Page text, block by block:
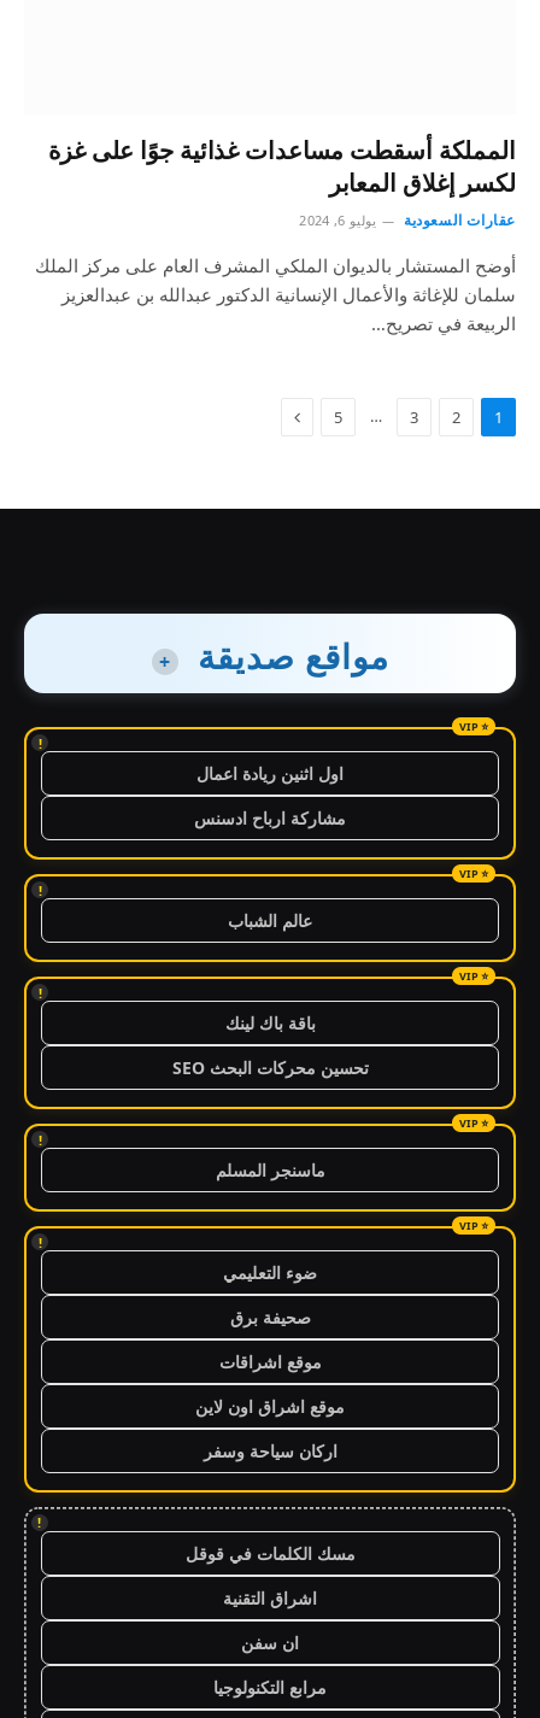
المملكة أسقطت مساعدات غذائية جوًا على غزة
لكسر إغلاق المعابر
عقارات السعودية يوليو 6, 2024
أوضح المستشار بالديوان الملكي المشرف العام على مركز الملك
سلمان للإغاثة والأعمال الإنسانية الدكتور عبدالله بن عبدالعزيز
الربيعة في تصريح…
1
2
3
…
5
مواقع صديقة +
!
اول اثنين ريادة اعمال
مشاركة ارباح ادسنس
!
عالم الشباب
!
باقة باك لينك
تحسين محركات البحث SEO
!
ماسنجر المسلم
!
ضوء التعليمي
صحيفة برق
موقع اشراقات
موقع اشراق اون لاين
اركان سياحة وسفر
!
مسك الكلمات في قوقل
اشراق التقنية
ان سفن
مرابع التكنولوجيا